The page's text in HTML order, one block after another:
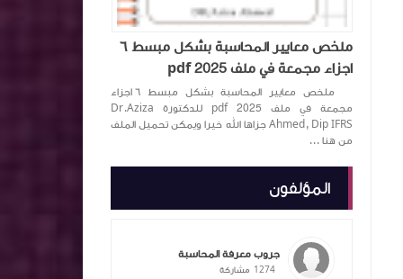
ملخص معايير المحاسبة بشكل مبسط ٦
اجزاء مجمعة في ملف pdf 2025
ملخص معايير المحاسبة بشكل مبسط ٦ اجزاء
مجمعة في ملف pdf 2025 للدكتورة ‏Dr.Aziza
Ahmed, Dip IFRS‏ جزاها الله خيرا ويمكن تحميل الملف
من هنا ...
المؤلفون
جروب معرفة المحاسبة
1274 مشاركة